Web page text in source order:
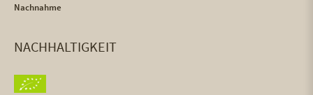
Nachnahme
NACHHALTIGKEIT